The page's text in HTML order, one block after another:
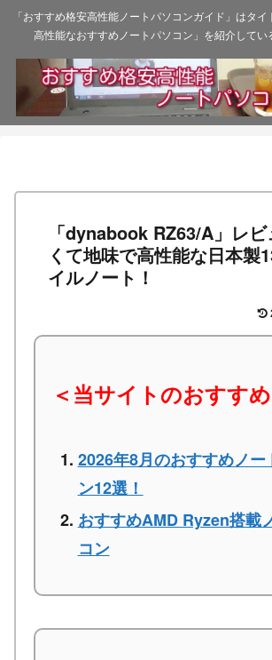
「おすすめ格安高性能ノートパソコンガイド」はタイ
高性能なおすすめノートパソコン」を紹介してい
「dynabook RZ63/A」レ
くて地味で高性能な日本製
イルノート！
＜当サイトのおすす
2026年8月のおすすめノー
ン12選！
おすすめAMD Ryzen搭載
コン